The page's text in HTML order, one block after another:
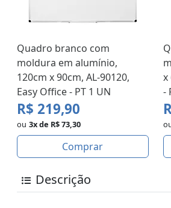
Quadro branco com
moldura em alumínio,
120cm x 90cm, AL-90120,
Easy Office - PT 1 UN
R$ 219,90
ou 3x de R$ 73,30
Comprar
x
-
Descrição